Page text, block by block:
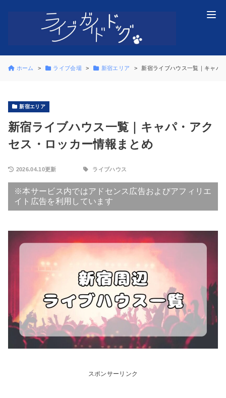
ホーム ライブ会場 新宿エリア 新宿ライブハウス一覧｜キャパ
新宿エリア
新宿ライブハウス一覧｜キャパ・アク
セス・ロッカー情報まとめ
2026.04.10更新 ライブハウス
※本サービス内ではアドセンス広告およびアフィリエ
イト広告を利用しています
スポンサーリンク